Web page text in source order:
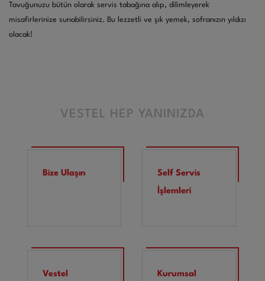
Tavuğunuzu bütün olarak servis tabağına alıp, dilimleyerek
misafirlerinize sunabilirsiniz. Bu lezzetli ve şık yemek, sofranızın yıldızı
olacak!
VESTEL HEP YANINIZDA
Bize Ulaşın
Self Servis
İşlemleri
Vestel
Kurumsal